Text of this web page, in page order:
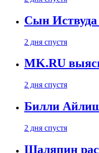
Сын
2 дня спустя
MK.RU
2 дня спустя
Билли Айлиш
2 дня спустя
Шаляпин